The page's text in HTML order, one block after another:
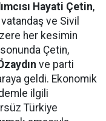
Hayati Çetin,
ve Sivil
her kesimin
Çetin,
ve parti
geldi. Ekonomik
ilgili
Türkiye